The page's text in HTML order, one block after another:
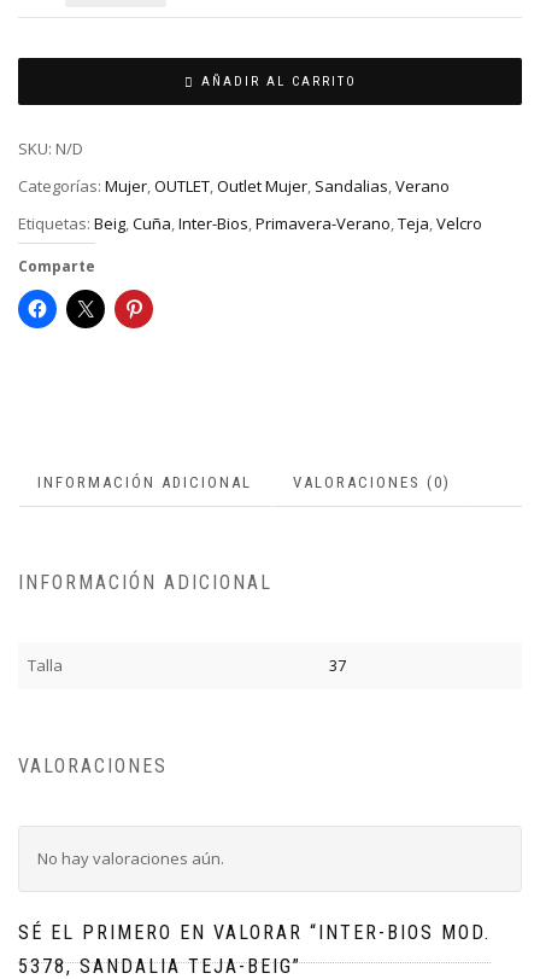
AÑADIR AL CARRITO
SKU: N/D
Categorías: Mujer,OUTLET,Outlet Mujer, Sandalias,Verano
Etiquetas: Beig,Cuña,Inter-Bios,Primavera-Verano,Teja,Velcro
Comparte
INFORMACIÓN ADICIONAL VALORACIONES (0)
INFORMACIÓN ADICIONAL
Talla 37
VALORACIONES
No hay valoraciones aún.
SÉ EL PRIMERO EN VALORAR “INTER-BIOS MOD.
5378, SANDALIA TEJA-BEIG”